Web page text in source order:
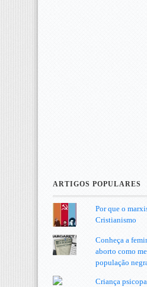
ARTIGOS POPULARES
Por que o
Cristianismo
Conheça a
aborto como
população
Criança